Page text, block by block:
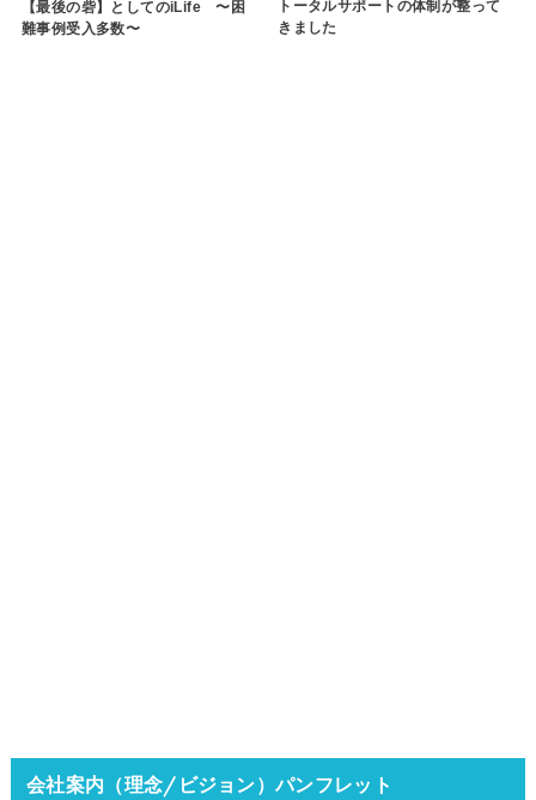
【最後の砦】としてのiLife 〜困
難事例受入多数〜
トータルサポートの体制が整って
きました
会社案内（理念/ビジョン）パンフレット